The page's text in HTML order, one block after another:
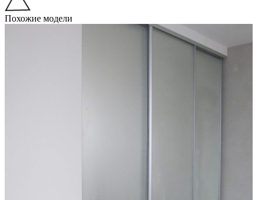
Похожие модели